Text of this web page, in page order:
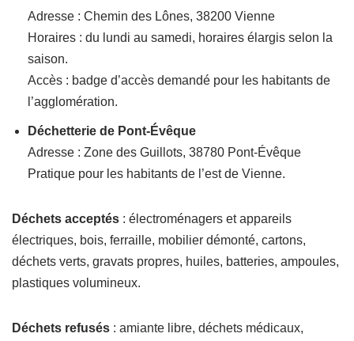
Adresse : Chemin des Lônes, 38200 Vienne
Horaires : du lundi au samedi, horaires élargis selon la
saison.
Accès : badge d’accès demandé pour les habitants de
l’agglomération.
Déchetterie de Pont-Évêque
Adresse : Zone des Guillots, 38780 Pont-Évêque
Pratique pour les habitants de l’est de Vienne.
Déchets acceptés : électroménagers et appareils
électriques, bois, ferraille, mobilier démonté, cartons,
déchets verts, gravats propres, huiles, batteries, ampoules,
plastiques volumineux.
Déchets refusés : amiante libre, déchets médicaux,